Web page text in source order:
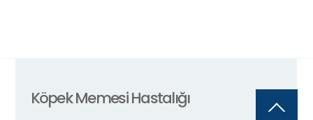
Back
Köpek Memesi Hastalığı